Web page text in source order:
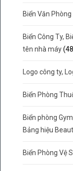
Biển Văn
Biển Công Ty,
tên nhà máy
Logo công ty,
Biển Phòng
Biển phòng
Bảng hiệu
Biển Phòng Vệ